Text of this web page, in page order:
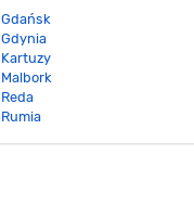
Gdańsk
Gdynia
Kartuzy
Malbork
Reda
Rumia